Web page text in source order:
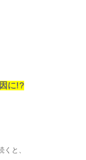
に!?
くと、